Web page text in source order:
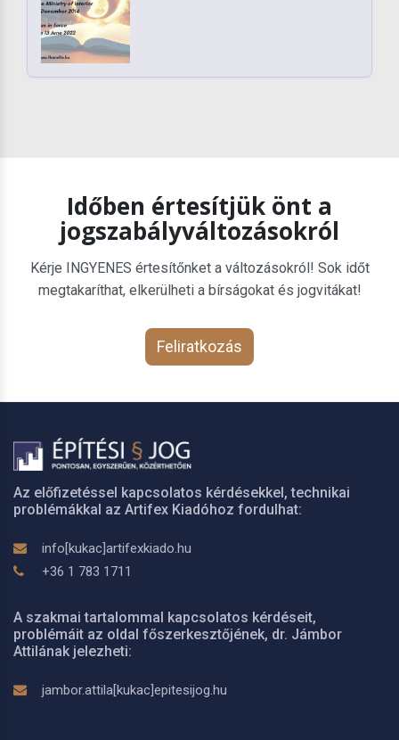
Időben értesítjük önt a
jogszabályváltozásokról
Kérje INGYENES értesítőnket a változásokról! Sok időt
megtakaríthat, elkerülheti a bírságokat és jogvitákat!
Feliratkozás
Az előfizetéssel kapcsolatos kérdésekkel, technikai
problémákkal az Artifex Kiadóhoz fordulhat:
info[kukac]artifexkiado.hu
+36 1 783 1711
A szakmai tartalommal kapcsolatos kérdéseit,
problémáit az oldal főszerkesztőjének, dr. Jámbor
Attilának jelezheti:
jambor.attila[kukac]epitesijog.hu